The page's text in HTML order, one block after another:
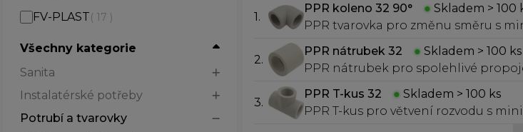
FV-PLAST( 17 )
Všechny kategorie
Sanita
Instalatérské potřeby
Potrubí a tvarovky
1.
PPR koleno 32 90° ● Skladem > 100
PPR tvarovka pro změnu směru s
2.
PPR nátrubek 32 ● Skladem > 100 ks
PPR nátrubek pro spolehlivé
3.
PPR T-kus 32 ● Skladem > 100 ks
PPR T-kus pro větvení rozvodu s